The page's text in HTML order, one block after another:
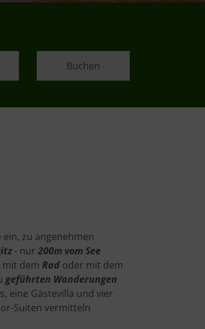
zu angenehmen
- nur 200m vom See
mit dem Rad oder mit dem
geführten Wanderungen
eine Gästevilla und vier
Suiten vermitteln